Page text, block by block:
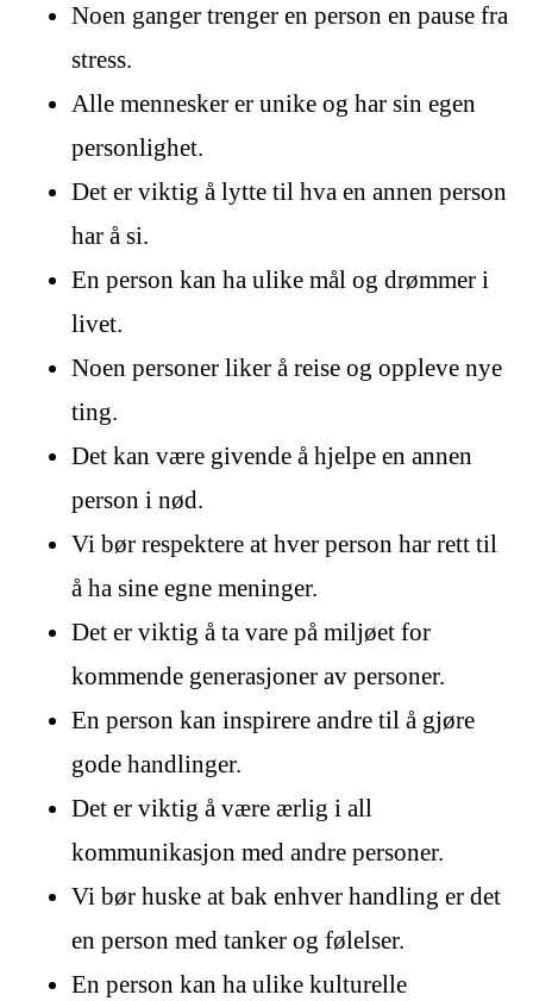
Noen ganger trenger en person en pause fra
stress.
Alle mennesker er unike og har sin egen
personlighet.
Det er viktig å lytte til hva en annen person
har å si.
En person kan ha ulike mål og drømmer i
livet.
Noen personer liker å reise og oppleve nye
ting.
Det kan være givende å hjelpe en annen
person i nød.
Vi bør respektere at hver person har rett til
å ha sine egne meninger.
Det er viktig å ta vare på miljøet for
kommende generasjoner av personer.
En person kan inspirere andre til å gjøre
gode handlinger.
Det er viktig å være ærlig i all
kommunikasjon med andre personer.
Vi bør huske at bak enhver handling er det
en person med tanker og følelser.
En person kan ha ulike kulturelle